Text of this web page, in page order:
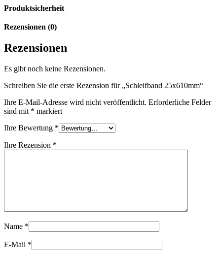
Produktsicherheit
Rezensionen (0)
Rezensionen
Es gibt noch keine Rezensionen.
Schreiben Sie die erste Rezension für „Schleifband 25x610mm“
Ihre E-Mail-Adresse wird nicht veröffentlicht. Erforderliche Felder
sind mit * markiert
Ihre Bewertung *
Ihre Rezension *
Name *
E-Mail *